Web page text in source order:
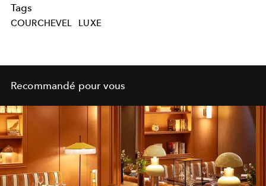
Tags
COURCHEVEL LUXE
Recommandé pour vous